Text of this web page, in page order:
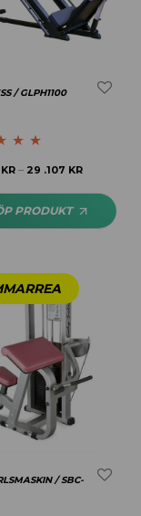
/ GLPH1100
4.83
KR – 29 .107 KR
PRODUKT
/ SBC-